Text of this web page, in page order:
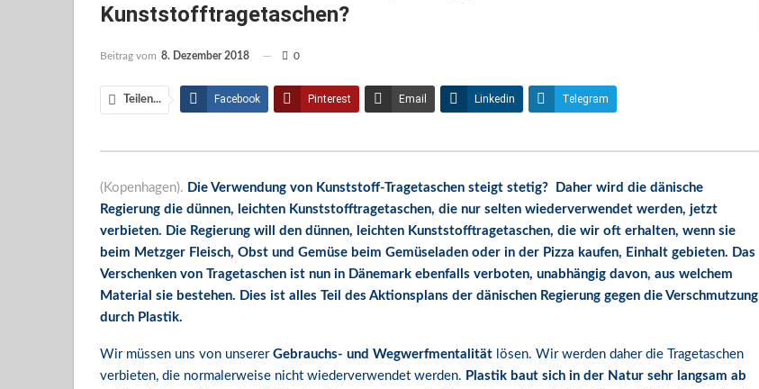
Kunststofftragetaschen?
Beitrag vom 8. Dezember 2018 0
Teilen... Facebook Pinterest Email Linkedin Telegram
(Kopenhagen). Die Verwendung von Kunststoff-Tragetaschen steigt stetig? Daher wird die dänische
Regierung die dünnen, leichten Kunststofftragetaschen, die nur selten wiederverwendet werden, jetzt
verbieten. Die Regierung will den dünnen, leichten Kunststofftragetaschen, die wir oft erhalten, wenn sie
beim Metzger Fleisch, Obst und Gemüse beim Gemüseladen oder in der Pizza kaufen, Einhalt gebieten. Das
Verschenken von Tragetaschen ist nun in Dänemark ebenfalls verboten, unabhängig davon, aus welchem
Material sie bestehen. Dies ist alles Teil des Aktionsplans der dänischen Regierung gegen die Verschmutzung
durch Plastik.
Wir müssen uns von unserer Gebrauchs- und Wegwerfmentalität lösen. Wir werden daher die Tragetaschen
verbieten, die normalerweise nicht wiederverwendet werden. Plastik baut sich in der Natur sehr langsam ab